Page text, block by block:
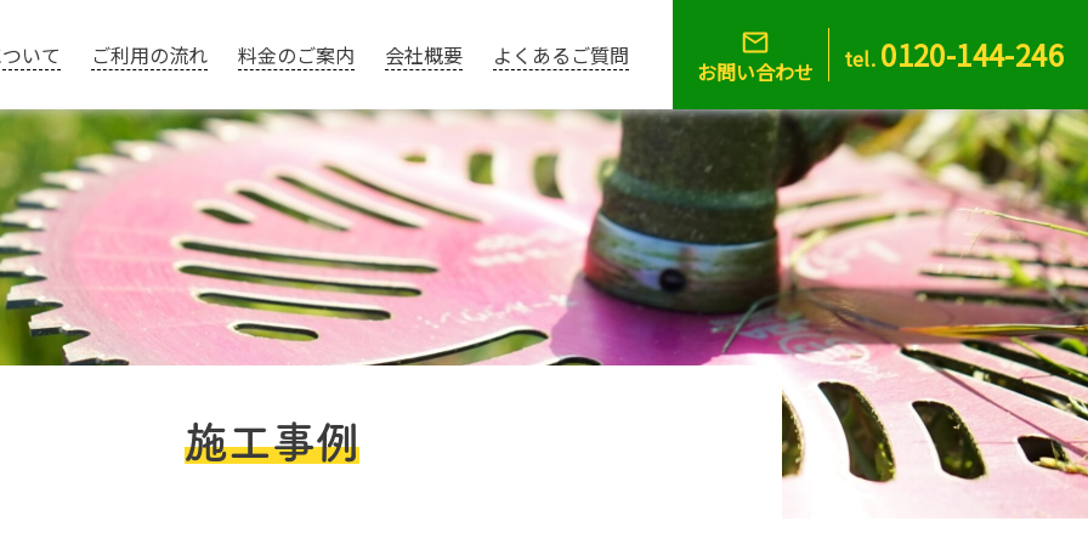
いて ご利用の流れ 料金のご案内 会社概要 よくあるご質問
お問い合わせ tel. 0120-144-246
施工事例